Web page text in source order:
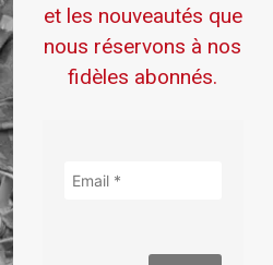
et les nouveautés que
nous réservons à nos
fidèles abonnés.